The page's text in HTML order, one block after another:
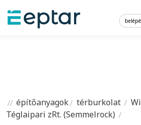
építőanyagok térburkolat
Téglaipari zRt. (Semmelrock)